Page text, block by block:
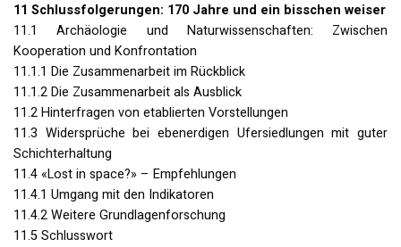
11 Schlussfolgerungen: 170 Jahre und ein bisschen weiser
11.1 Archäologie und Naturwissenschaften: Zwischen
Kooperation und Konfrontation
11.1.1 Die Zusammenarbeit im Rückblick
11.1.2 Die Zusammenarbeit als Ausblick
11.2 Hinterfragen von etablierten Vorstellungen
11.3 Widersprüche bei ebenerdigen Ufersiedlungen mit guter
Schichterhaltung
11.4 «Lost in space?» – Empfehlungen
11.4.1 Umgang mit den Indikatoren
11.4.2 Weitere Grundlagenforschung
11.5 Schlusswort